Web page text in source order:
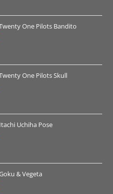
€ One Pilots Bandito
€ One Pilots Skull
€Uchiha Pose
€
& Vegeta